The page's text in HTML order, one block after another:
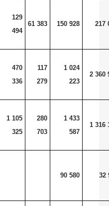
129
494
61 383 150 928 217
470
336
117
279
1 024
223
2 360
1 105
325
280
703
1 433
587
1 316
90 580 32